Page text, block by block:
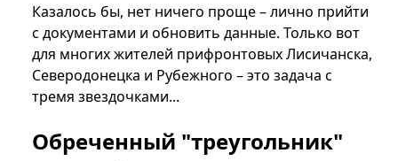
Казалось бы, нет ничего проще – лично прийти
с документами и обновить данные. Только вот
для многих жителей прифронтовых Лисичанска,
Северодонецка и Рубежного – это задача с
тремя звездочками...
Обреченный "треугольник"